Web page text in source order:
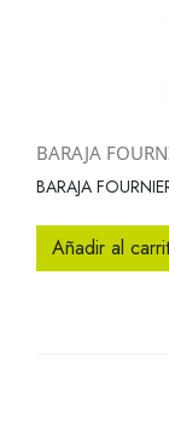
BARAJA
BARAJA
Añadir al